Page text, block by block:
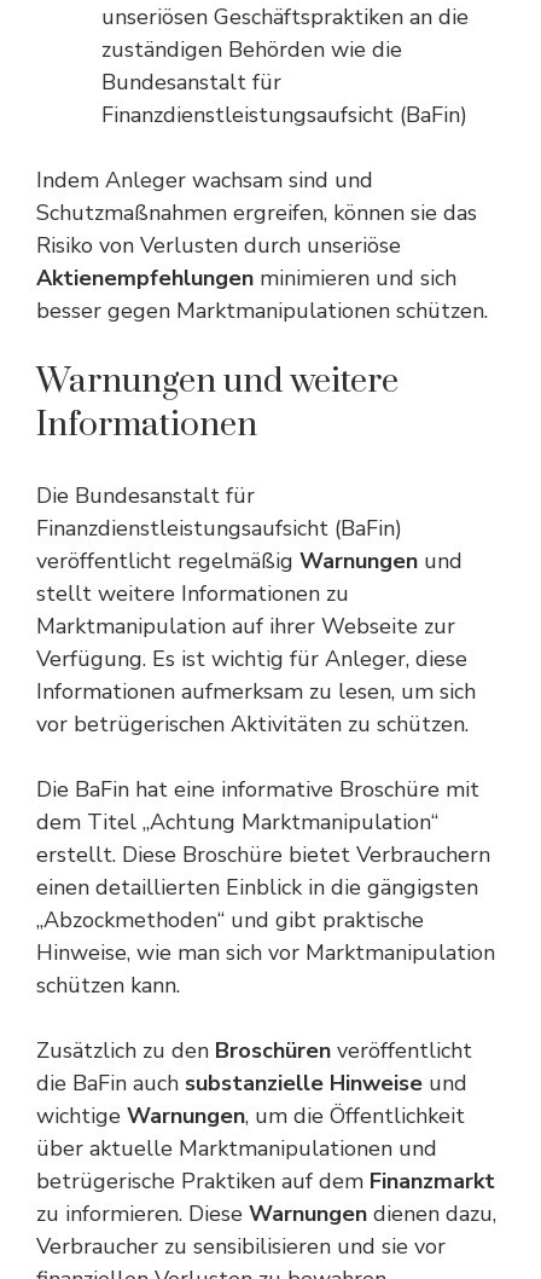
unseriösen Geschäftspraktiken an die
zuständigen Behörden wie die
Bundesanstalt für
Finanzdienstleistungsaufsicht (BaFin)
Indem Anleger wachsam sind und
Schutzmaßnahmen ergreifen, können sie das
Risiko von Verlusten durch unseriöse
Aktienempfehlungen minimieren und sich
besser gegen Marktmanipulationen schützen.
Warnungen und weitere
Informationen
Die Bundesanstalt für
Finanzdienstleistungsaufsicht (BaFin)
veröffentlicht regelmäßig Warnungen und
stellt weitere Informationen zu
Marktmanipulation auf ihrer Webseite zur
Verfügung. Es ist wichtig für Anleger, diese
Informationen aufmerksam zu lesen, um sich
vor betrügerischen Aktivitäten zu schützen.
Die BaFin hat eine informative Broschüre mit
dem Titel „Achtung Marktmanipulation“
erstellt. Diese Broschüre bietet Verbrauchern
einen detaillierten Einblick in die gängigsten
„Abzockmethoden“ und gibt praktische
Hinweise, wie man sich vor Marktmanipulation
schützen kann.
Zusätzlich zu den Broschüren veröffentlicht
die BaFin auch substanzielle Hinweise und
wichtige Warnungen, um die Öffentlichkeit
über aktuelle Marktmanipulationen und
betrügerische Praktiken auf dem Finanzmarkt
zu informieren. Diese Warnungen dienen dazu,
Verbraucher zu sensibilisieren und sie vor